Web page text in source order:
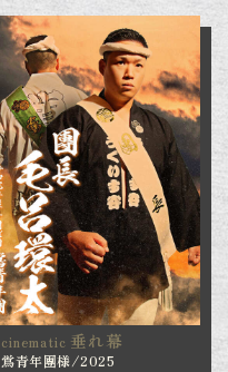
cinematic 垂れ幕
鴬青年團様/2025